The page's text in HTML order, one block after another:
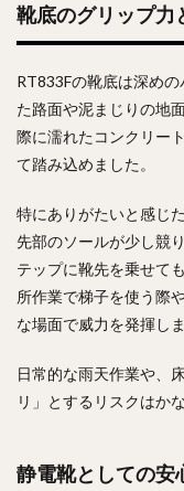
靴底のグリップ力
RT833Fの靴底は深め
た路面や泥まじりの地
際に濡れたコンクリー
て踏み込めました。
特にありがたいと感じた
先部のソールが少し競
テップに靴先を乗せて
所作業で梯子を使う際
な場面で威力を発揮しま
日常的な雨天作業や、
リ」とするリスクはか
静電靴としての安